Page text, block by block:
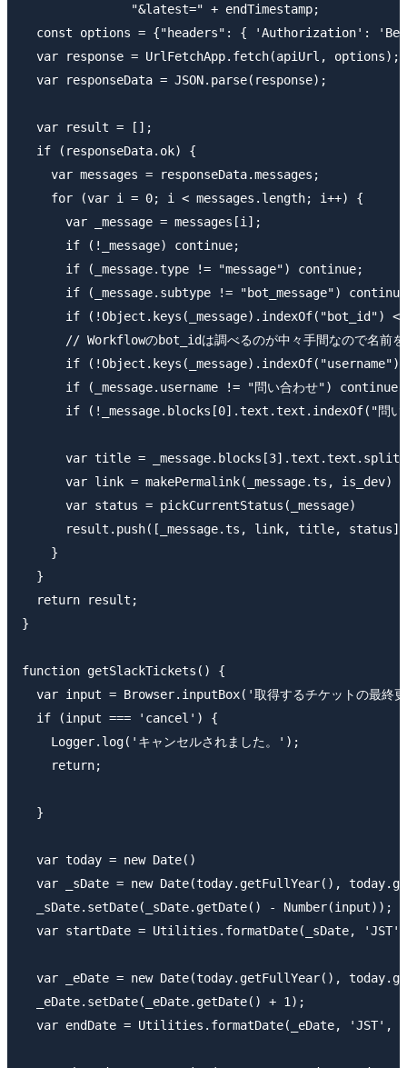
               "&latest=" + endTimestamp;
const options = {"headers": { 'Authorization':
  var response = UrlFetchApp.fetch(apiUrl, options);
  var responseData = JSON.parse(response);
  var result = [];
  if (responseData.ok) {
    var messages = responseData.messages;
    for (var i = 0; i < messages.length; i++) {
      var _message = messages[i];
      if (!_message) continue;
      if (_message.type != "message") continue;
if (_message.subtype != "bot_message")
if (!Object.keys(_message).indexOf("bot_id") <
// Workflowのbot_idは調べるのが中々手間なので名前を
if (!Object.keys(_message).indexOf("username")
      if (_message.username != "問い合わせ") continue;
if (!_message.blocks[0].text.text.indexOf("問い
var title =
      var link = makePermalink(_message.ts, is_dev)
      var status = pickCurrentStatus(_message)
      result.push([_message.ts, link, title, status])
    }
  }
  return result;
}
function getSlackTickets() {
var input = Browser.inputBox('取得するチケットの最終
  if (input === 'cancel') {
    Logger.log('キャンセルされました。');
    return;
  }
  var today = new Date()
var _sDate = new Date(today.getFullYear(),
  _sDate.setDate(_sDate.getDate() - Number(input));
var startDate = Utilities.formatDate(_sDate,
var _eDate = new Date(today.getFullYear(),
  _eDate.setDate(_eDate.getDate() + 1);
var endDate = Utilities.formatDate(_eDate, 'JST',